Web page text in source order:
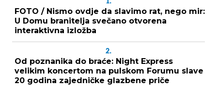
1.
FOTO / Nismo ovdje da slavimo rat, nego mir:
U Domu branitelja svečano otvorena
interaktivna izložba
2.
Od poznanika do braće: Night Express
velikim koncertom na pulskom Forumu slave
20 godina zajedničke glazbene priče